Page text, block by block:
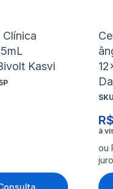
Kasvi
ou